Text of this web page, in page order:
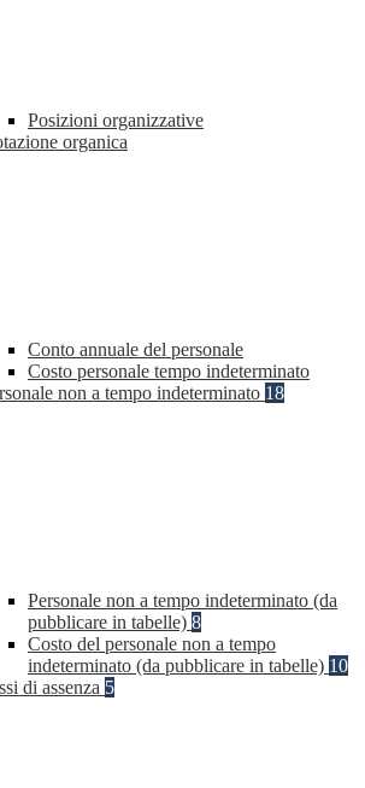
Posizioni organizzative
organica
Conto annuale del personale
Costo personale tempo indeterminato
non a tempo indeterminato 18
Personale non a tempo indeterminato (da
pubblicare in tabelle) 8
Costo del personale non a tempo
indeterminato (da pubblicare in tabelle) 10
di assenza 5